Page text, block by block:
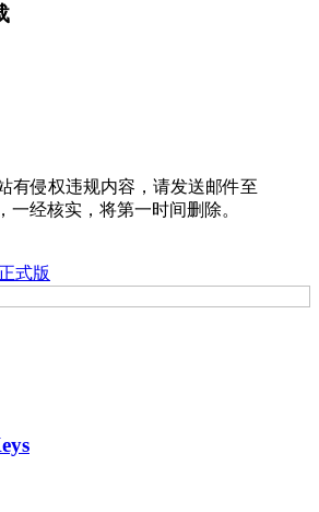
有侵权违规内容，请发送邮件至
一经核实，将第一时间删除。
式版